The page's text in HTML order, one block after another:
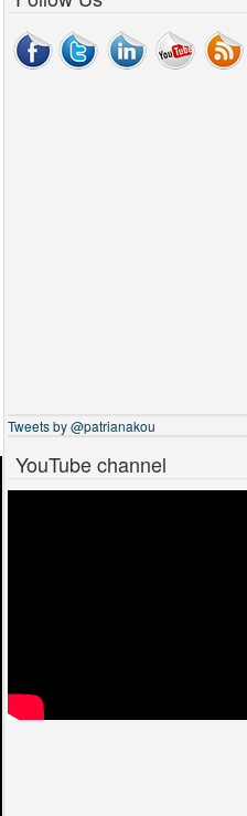
Tweets by @patrianakou
YouTube channel